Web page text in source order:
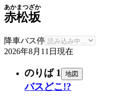
赤松坂
あかまつざか
降車バス停
2026年8月11日 現在
のりば 1 地図
バスどこ!?